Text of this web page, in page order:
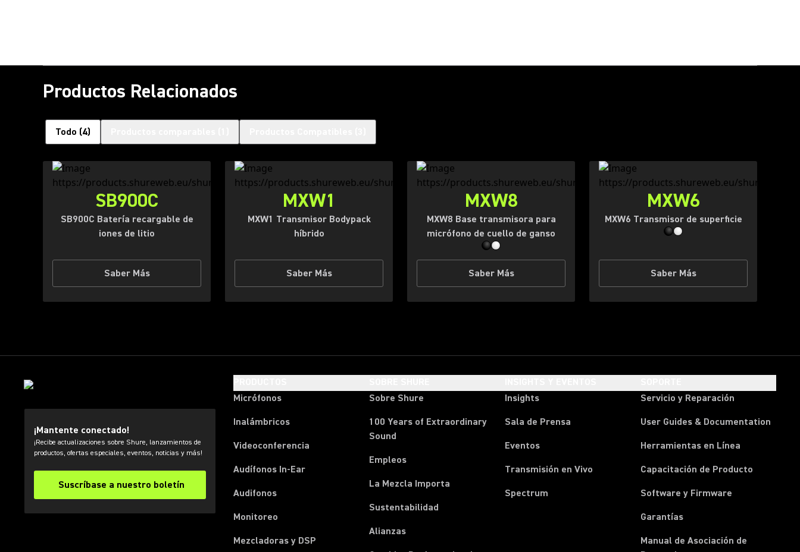
Productos Relacionados
Todo (4)
SB900C
SB900C Batería recargable de
iones de litio
Saber Más
MXW1
MXW1 Transmisor Bodypack
híbrido
Saber Más
MXW8
MXW8 Base transmisora para
micrófono de cuello de ganso
Saber Más
MXW6
MXW6 Transmisor de superficie
Saber Más
¡Mantente conectado!
¡Recibe actualizaciones sobre Shure, lanzamientos de
productos, ofertas especiales, eventos, noticias y más!
Suscríbase a nuestro boletín
Micrófonos
Inalámbricos
Videoconferencia
Audífonos In-Ear
Audifonos
Monitoreo
Mezcladoras y DSP
Sobre Shure
100 Years of Extraordinary
Sound
Empleos
La Mezcla Importa
Sustentabilidad
Alianzas
Insights
Sala de Prensa
Eventos
Transmisión en Vivo
Spectrum
Servicio y Reparación
User Guides & Documentation
Herramientas en Línea
Capacitación de Producto
Software y Firmware
Garantías
Manual de Asociación de